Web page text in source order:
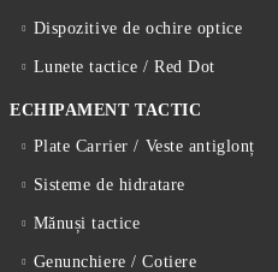
Dispozitive de ochire optice
Lunete tactice / Red Dot
ECHIPAMENT TACTIC
Plate Carrier / Veste antiglonț
Sisteme de hidratare
Mănuși tactice
Genunchiere / Cotiere